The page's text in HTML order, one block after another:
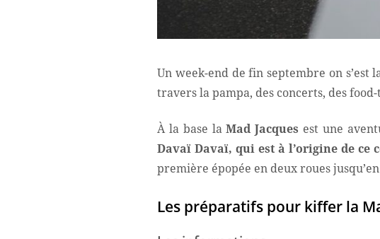
Un week-end de fin septembre on s’est
travers la pampa, des concerts, des
À la base laMad Jacques est une
Davaï Davaï, qui est à l’origine de ce
première épopée en deux roues
Les préparatifs pour kiffer la